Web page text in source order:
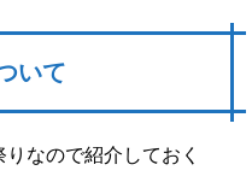
いて
なので紹介しておく